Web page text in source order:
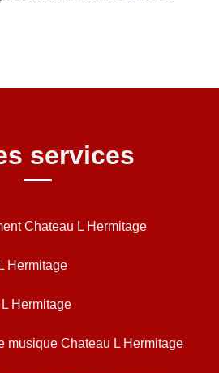
services
Chateau L Hermitage
Hermitage
Hermitage
musique Chateau L Hermitage